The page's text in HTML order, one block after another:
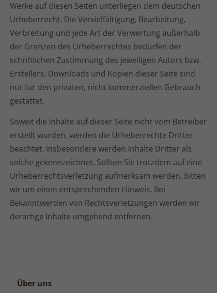
Werke auf diesen Seiten unterliegen dem deutschen
Urheberrecht. Die Vervielfältigung, Bearbeitung,
Verbreitung und jede Art der Verwertung außerhalb
der Grenzen des Urheberrechtes bedürfen der
schriftlichen Zustimmung des jeweiligen Autors bzw.
Erstellers. Downloads und Kopien dieser Seite sind
nur für den privaten, nicht kommerziellen Gebrauch
gestattet.
Soweit die Inhalte auf dieser Seite nicht vom Betreiber
erstellt wurden, werden die Urheberrechte Dritter
beachtet. Insbesondere werden Inhalte Dritter als
solche gekennzeichnet. Sollten Sie trotzdem auf eine
Urheberrechtsverletzung aufmerksam werden, bitten
wir um einen entsprechenden Hinweis. Bei
Bekanntwerden von Rechtsverletzungen werden wir
derartige Inhalte umgehend entfernen.
Über uns